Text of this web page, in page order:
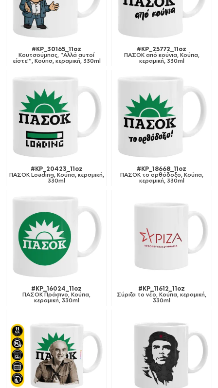
#KP_30165_11oz
Κουτσούμπας, "Αλλά αυτοί
είστε!", Κούπα, κεραμική, 330ml
#KP_25772_11oz
ΠΑΣΟΚ από κούνια, Κούπα,
κεραμική, 330ml
#KP_20423_11oz
ΠΑΣΟΚ Loading, Κούπα, κεραμική,
330ml
#KP_18668_11oz
ΠΑΣΟΚ το ορθόδοξο, Κούπα,
κεραμική, 330ml
#KP_16024_11oz
ΠΑΣΟΚ Πράσινο, Κούπα,
κεραμική, 330ml
#KP_11612_11oz
Σύριζα το νέο, Κούπα, κεραμική,
330ml